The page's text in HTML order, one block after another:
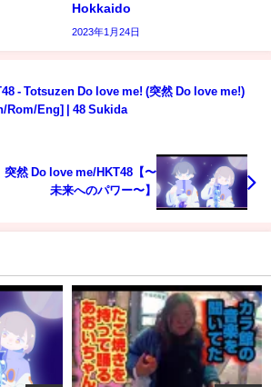
Hokkaido
2023年1月24日
- Totsuzen Do love me! (突然 Do love me!)
Rom/Eng] | 48 Sukida
突然 Do love me/HKT48【〜
未来へのパワー〜】